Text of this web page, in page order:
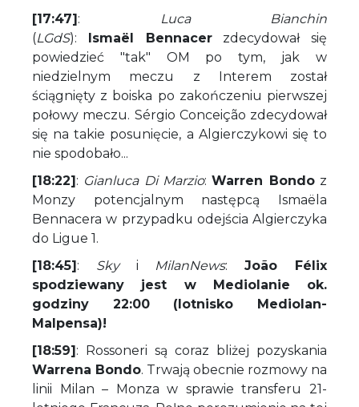
[17:47]:
Luca Bianchin
(LGdS): Ismaël Bennacerzdecydował się
powiedzieć "tak" OM po tym, jak w
niedzielnym meczu z Interem został
ściągnięty z boiska po zakończeniu pierwszej
połowy meczu. Sérgio Conceição zdecydował
się na takie posunięcie, a Algierczykowi się to
nie spodobało...
[18:22]: Gianluca Di Marzio:Warren Bondoz
Monzy potencjalnym następcą Ismaëla
Bennacera w przypadku odejścia Algierczyka
do Ligue 1.
[18:45]: Sky i MilanNews:João Félix
spodziewany jest w Mediolanie ok.
godziny 22:00 (lotnisko Mediolan-
Malpensa)!
[18:59]: Rossoneri są coraz bliżej pozyskania
Warrena Bondo. Trwają obecnie rozmowy na
linii Milan – Monza w sprawie transferu 21-